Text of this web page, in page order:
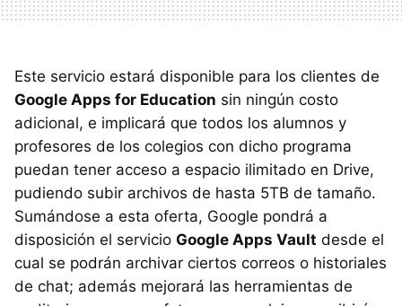
Este servicio estará disponible para los clientes de
Google Apps for Education sin ningún costo
adicional, e implicará que todos los alumnos y
profesores de los colegios con dicho programa
puedan tener acceso a espacio ilimitado en Drive,
pudiendo subir archivos de hasta 5TB de tamaño.
Sumándose a esta oferta, Google pondrá a
disposición el servicio Google Apps Vault desde el
cual se podrán archivar ciertos correos o historiales
de chat; además mejorará las herramientas de